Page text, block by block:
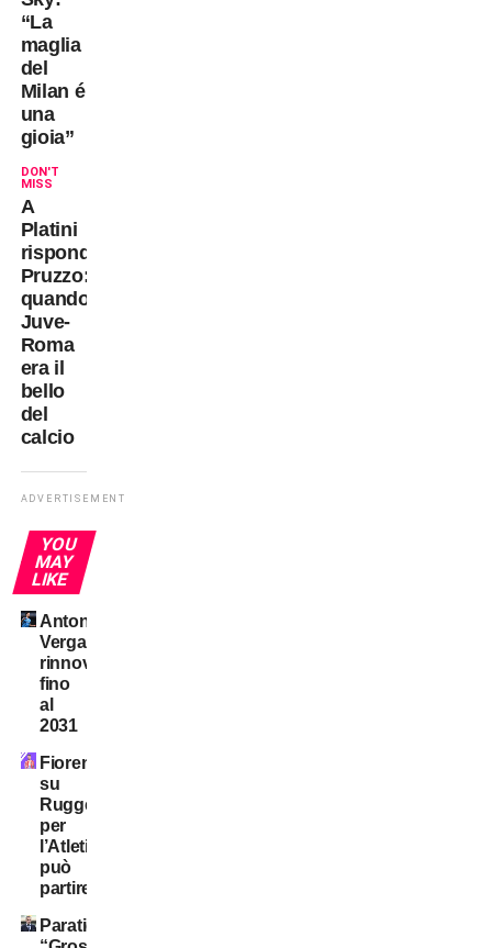
“La
maglia
del
Milan é
una
gioia”
DON'T
MISS
A
Platini
risponde
Pruzzo:
quando
Juve-
Roma
era il
bello
del
calcio
ADVERTISEMENT
YOU
MAY
LIKE
Antonio
Vergara,
rinnovo
fino
al
2031
Fiorentina
su
Ruggeri:
per
l’Atletico
può
partire
Paratici: